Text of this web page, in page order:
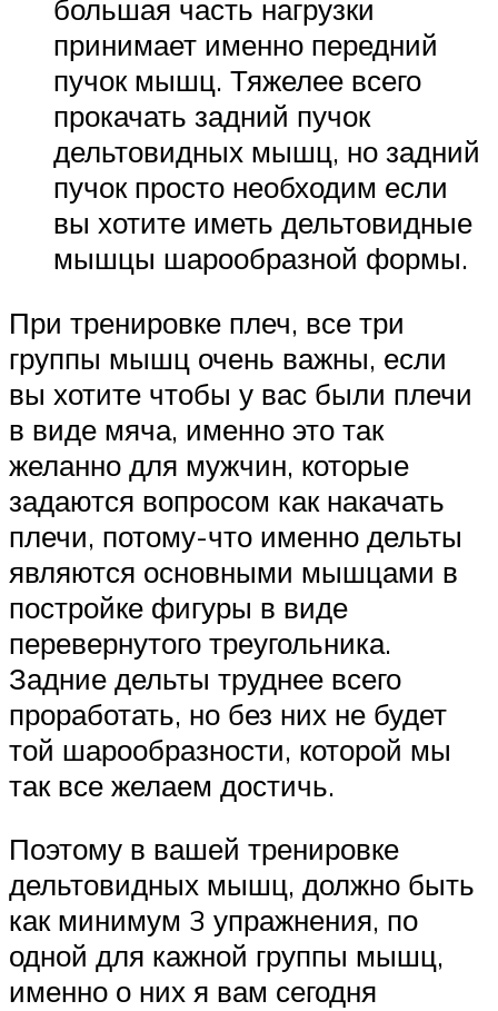
большая часть нагрузки
принимает именно передний
пучок мышц. Тяжелее всего
прокачать задний пучок
дельтовидных мышц, но задний
пучок просто необходим если
вы хотите иметь дельтовидные
мышцы шарообразной формы.
При тренировке плеч, все три
группы мышц очень важны, если
вы хотите чтобы у вас были плечи
в виде мяча, именно это так
желанно для мужчин, которые
задаются вопросом как накачать
плечи, потому-что именно дельты
являются основными мышцами в
постройке фигуры в виде
перевернутого треугольника.
Задние дельты труднее всего
проработать, но без них не будет
той шарообразности, которой мы
так все желаем достичь.
Поэтому в вашей тренировке
дельтовидных мышц, должно быть
как минимум 3 упражнения, по
одной для кажной группы мышц,
именно о них я вам сегодня